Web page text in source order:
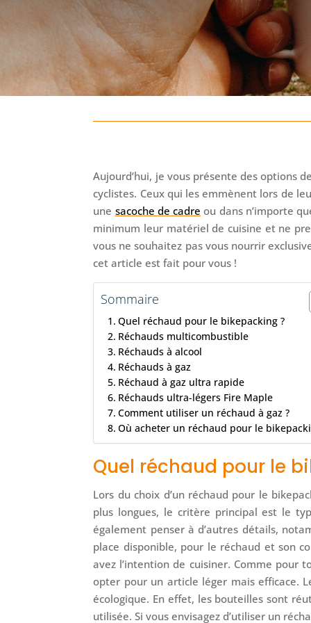
Aujourd’hui, je vous présente des options
cyclistes. Ceux qui les emmènent lors de
une sacoche de cadre ou dans n’importe
minimum leur matériel de cuisine et ne
vous ne souhaitez pas vous nourrir
cet article est fait pour vous !
Sommaire
Quel réchaud pour le bikepacking ?
Réchauds multicombustible
Réchauds à alcool
Réchauds à gaz
Réchaud à gaz ultra rapide
Réchauds ultra-légers Fire Maple
Comment utiliser un réchaud à gaz ?
Où acheter un réchaud pour le
Quel réchaud pour le
Lors du choix d’un réchaud pour le
plus longues, le critère principal est le
également penser à d’autres détails,
place disponible, pour le réchaud et son
avez l’intention de cuisiner. Comme pour
opter pour un article léger mais efficace.
écologique. En effet, les bouteilles sont
utilisée. Si vous envisagez d’utiliser un